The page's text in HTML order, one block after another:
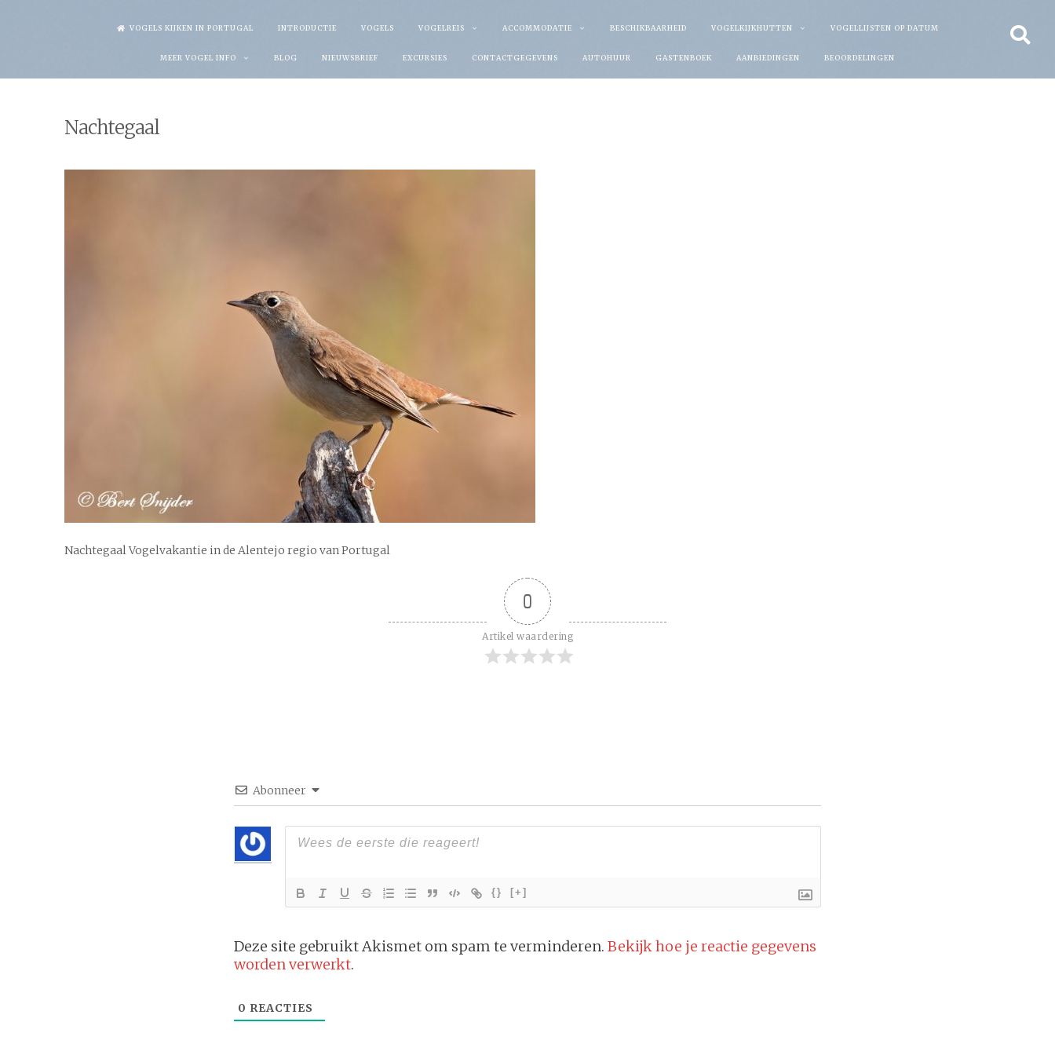
VOGELS KIJKEN IN PORTUGAL INTRODUCTIE VOGELS VOGELREIS ACCOMMODATIE BESCHIKBAARHEID VOGELKIJKHUTTEN VOGELLIJSTEN OP DATUM
MEER VOGEL INFO BLOG NIEUWSBRIEF EXCURSIES CONTACTGEGEVENS AUTOHUUR GASTENBOEK AANBIEDINGEN BEOORDELINGEN
Nachtegaal
Nachtegaal Vogelvakantie in de Alentejo regio van Portugal
0
Artikel waardering
Abonneer
{} [+]
Deze site gebruikt Akismet om spam te verminderen. Bekijk hoe je reactie gegevens
worden verwerkt.
0 REACTIES